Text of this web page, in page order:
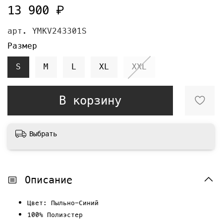
арт. YMKV243301S
13 900 ₽
В корзину
Размер
S M L XL XXL
Выбрать
Описание
Цвет: Пыльно-Синий
100% Полиэстер